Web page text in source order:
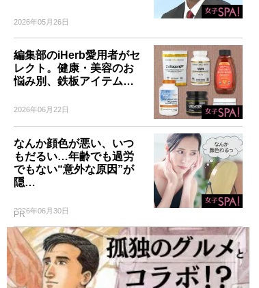
2026年05月26日
編集部のiHerb愛用者がセ
レクト。健康・美容のお
悩み別、鉄板アイテム…
2026年06月22日
なんか顔色が悪い、いつ
もだるい…年齢でも過労
でもない“意外な原因”が
隠…
2026年06月30日
PR